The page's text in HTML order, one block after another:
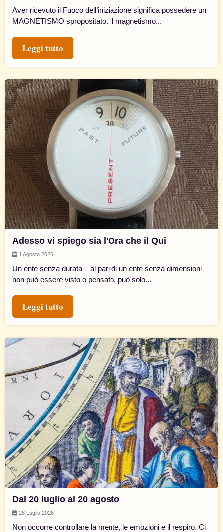
Aver ricevuto il Fuoco dell’iniziazione significa possedere un
MAGNETISMO spropositato. Il magnetismo...
Leggi tutto
Adesso vi spiego sia l'Ora che il Qui
1 Agosto 2026
Un ente senza durata – al pari di un ente senza dimensioni –
non può essere visto o pensato, può solo...
Leggi tutto
Dal 20 luglio al 20 agosto
28 Luglio 2026
Non occorre controllare la mente, le emozioni e il respiro. Ci